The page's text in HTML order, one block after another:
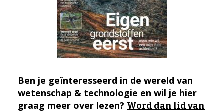
Ben je geïnteresseerd in de wereld van
wetenschap & technologie en wil je hier
graag meer over lezen? Word dan lid van